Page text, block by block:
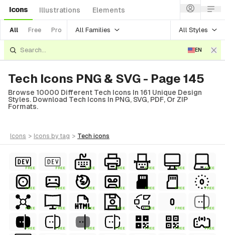
Icons Illustrations Elements
All Free Pro All Families All Styles
EN
Tech Icons PNG & SVG - Page 145
Browse 10000 Different Tech Icons In 161 Unique Design
Styles. Download Tech Icons In PNG, SVG, PDF, Or ZIP
Formats.
icons > icons by tag > tech icons
FREE FREE FREE FREE FREE FREE FREE
FREE FREE FREE FREE FREE FREE FREE
FREE FREE FREE FREE FREE FREE FREE
FREE FREE FREE FREE FREE FREE FREE